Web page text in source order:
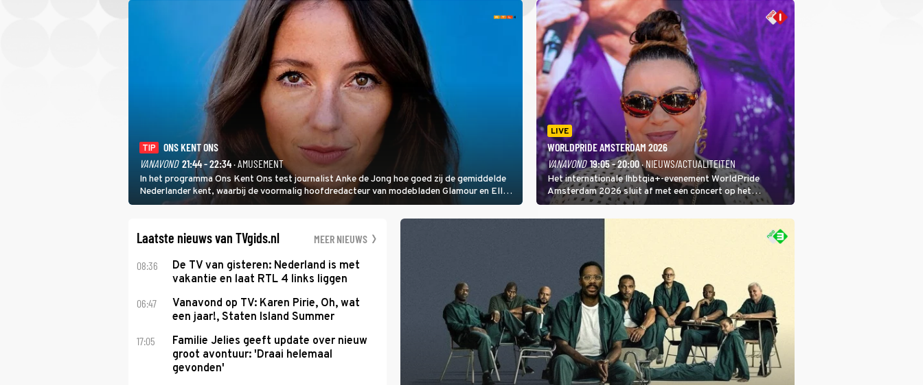
TIP
ONS KENT ONS
VANAVOND 21:44 - 22:34· AMUSEMENT
In het programma Ons Kent Ons test journalist Anke de Jong hoe goed zij de gemiddelde
Nederlander kent, waarbij de voormalig hoofdredacteur van modebladen Glamour en Elle
het samen met rapper Keizer opneemt tegen Edson da Graça en Marc-Marie Huijbregts.
LIVE
WORLDPRIDE AMSTERDAM 2026
VANAVOND 19:05 - 20:00· NIEUWS/ACTUALITEITEN
Het internationale lhbtqia+-evenement WorldPride
Amsterdam 2026 sluit af met een concert op het
Amsterdamse Museumplein. Anita Doth is een van de
optredende artiesten. In de jaren 90 veroverde ze de
Laatste nieuws van TVgids.nl MEER NIEUWS
08:36
De TV van gisteren: Nederland is met
vakantie en laat RTL 4 links liggen
06:47
Vanavond op TV: Karen Pirie, Oh, wat
een jaar!, Staten Island Summer
17:05
Familie Jelies geeft update over nieuw
groot avontuur: 'Draai helemaal
gevonden'